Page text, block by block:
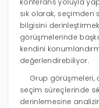
sık olarak, seçimden
bilgisini
görüşmelerinde
kendini
değerlendirebiliyor.
Grup görüşmeleri,
seçim süreçlerinde
derinlemesine